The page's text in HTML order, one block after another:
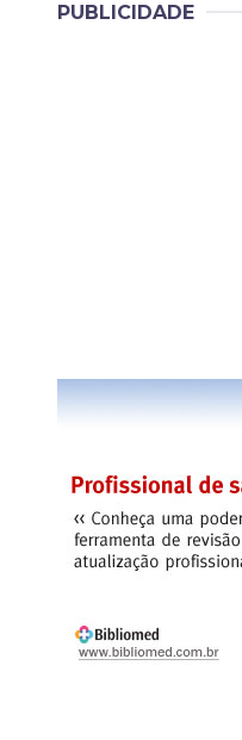
PUBLICIDADE